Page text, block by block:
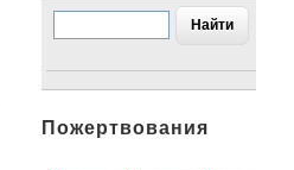
Пожертвования